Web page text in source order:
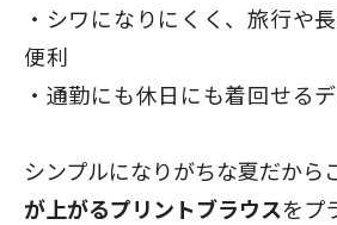
シワになりにくく、旅行や
便利
通勤にも休日にも着回せる
シンプルになりがちな夏だから
が上がるプリントブラウスをプ